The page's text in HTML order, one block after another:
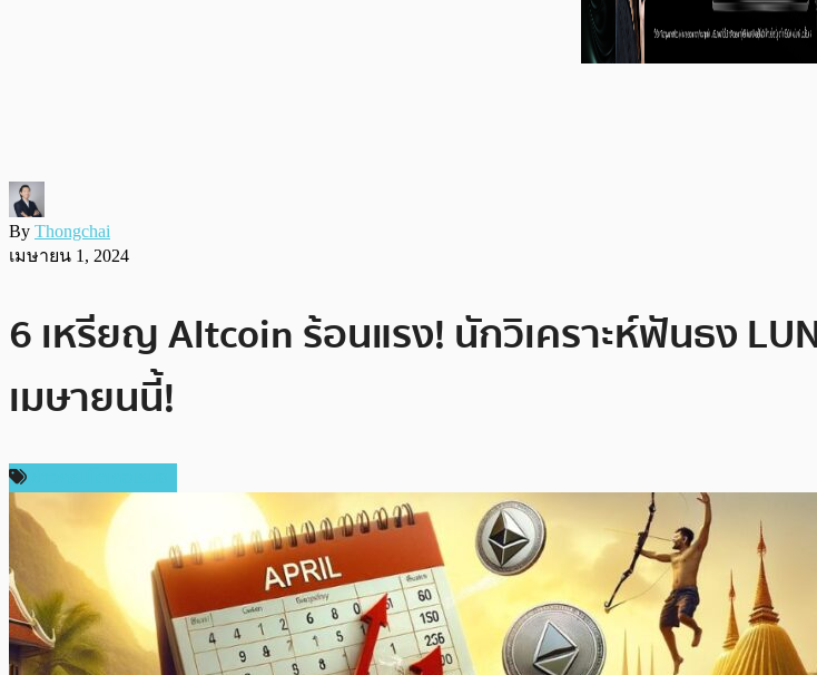
By Thongchai
เมษายน 1, 2024
6 เหรียญ Altcoin ร้อนแรง! นักวิเคราะห์ฟันธง
เมษายนนี้!